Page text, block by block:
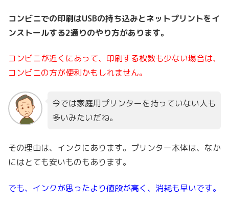
コンビニでの印刷はUSBの持ち込みとネットプリントをイ
ンストールする2通りのやり方があります。
コンビニが近くにあって、印刷する枚数も少ない場合は、
コンビニの方が便利かもしれません。
今では家庭用プリンターを持っていない人も
多いみたいだね。
その理由は、インクにあります。プリンター本体は、なか
にはとても安いものもあります。
でも、インクが思ったより値段が高く、消耗も早いです。